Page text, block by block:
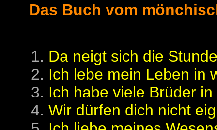
Das Buch vom
Da neigt sich die
Ich lebe mein Leben in
Ich habe viele Brüder
Wir dürfen dich nicht